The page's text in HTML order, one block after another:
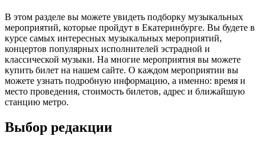
В этом разделе вы можете увидеть подборку музыкальных
мероприятий, которые пройдут в Екатеринбурге. Вы будете в
курсе самых интересных музыкальных мероприятий,
концертов популярных исполнителей эстрадной и
классической музыки. На многие мероприятия вы можете
купить билет на нашем сайте. О каждом мероприятии вы
можете узнать подробную информацию, а именно: время и
место проведения, стоимость билетов, адрес и ближайшую
станцию метро.
Выбор редакции